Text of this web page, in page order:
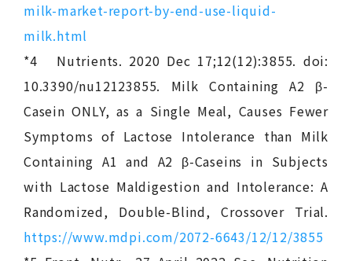
milk-market-report-by-end-use-liquid-
milk.html
*4 Nutrients. 2020 Dec 17;12(12):3855. doi:
10.3390/nu12123855. Milk Containing A2 β-
Casein ONLY, as a Single Meal, Causes Fewer
Symptoms of Lactose Intolerance than Milk
Containing A1 and A2 β-Caseins in Subjects
with Lactose Maldigestion and Intolerance: A
Randomized, Double-Blind, Crossover Trial.
https://www.mdpi.com/2072-6643/12/12/3855